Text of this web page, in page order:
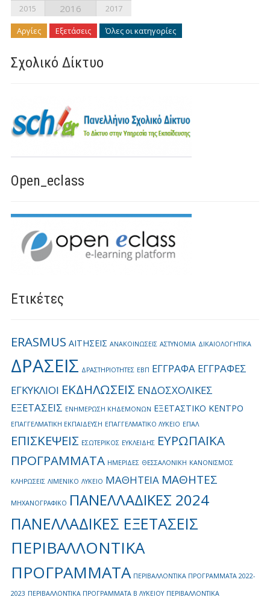
2015 2016 2017
Αργίες Εξετάσεις Όλες οι κατηγορίες
Σχολικό Δίκτυο
Open_eclass
Ετικέτες
ERASMUS ΑΙΤΗΣΕΙΣ ΑΝΑΚΟΙΝΩΣΕΙΣ ΑΣΤΥΝΟΜΙΑ ΔΙΚΑΙΟΛΟΓΗΤΙΚΑ
ΔΡΑΣΕΙΣ ΔΡΑΣΤΗΡΙΟΤΗΤΕΣ ΕΒΠ ΕΓΓΡΑΦΑ ΕΓΓΡΑΦΕΣ
ΕΓΚΥΚΛΙΟΙ ΕΚΔΗΛΩΣΕΙΣ ΕΝΔΟΣΧΟΛΙΚΕΣ
ΕΞΕΤΑΣΕΙΣ ΕΝΗΜΕΡΩΣΗ ΚΗΔΕΜΟΝΩΝ ΕΞΕΤΑΣΤΙΚΟ ΚΕΝΤΡΟ
ΕΠΑΓΓΕΛΜΑΤΙΚΗ ΕΚΠΑΙΔΕΥΣΗ ΕΠΑΓΓΕΛΜΑΤΙΚΟ ΛΥΚΕΙΟ ΕΠΑΛ
ΕΠΙΣΚΕΨΕΙΣ ΕΣΩΤΕΡΙΚΟΣ ΕΥΚΛΕΙΔΗΣ ΕΥΡΩΠΑΪΚΑ
ΠΡΟΓΡΑΜΜΑΤΑ ΗΜΕΡΙΔΕΣ ΘΕΣΣΑΛΟΝΙΚΗ ΚΑΝΟΝΙΣΜΟΣ
ΚΛΗΡΩΣΕΙΣ ΛΙΜΕΝΙΚΟ ΛΥΚΕΙΟ ΜΑΘΗΤΕΙΑ ΜΑΘΗΤΕΣ
ΜΗΧΑΝΟΓΡΑΦΙΚΟ ΠΑΝΕΛΛΑΔΙΚΕΣ 2024
ΠΑΝΕΛΛΑΔΙΚΕΣ ΕΞΕΤΑΣΕΙΣ
ΠΕΡΙΒΑΛΛΟΝΤΙΚΑ
ΠΡΟΓΡΑΜΜΑΤΑ ΠΕΡΙΒΑΛΛΟΝΤΙΚΑ ΠΡΟΓΡΑΜΜΑΤΑ 2022-
2023 ΠΕΡΙΒΑΛΛΟΝΤΙΚΑ ΠΡΟΓΡΑΜΜΑΤΑ Β ΛΥΚΕΙΟΥ ΠΕΡΙΒΑΛΛΟΝΤΙΚΑ